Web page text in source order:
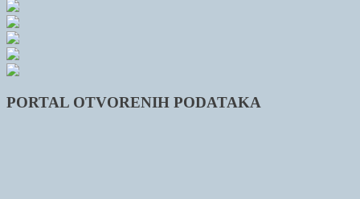
PORTAL OTVORENIH PODATAKA